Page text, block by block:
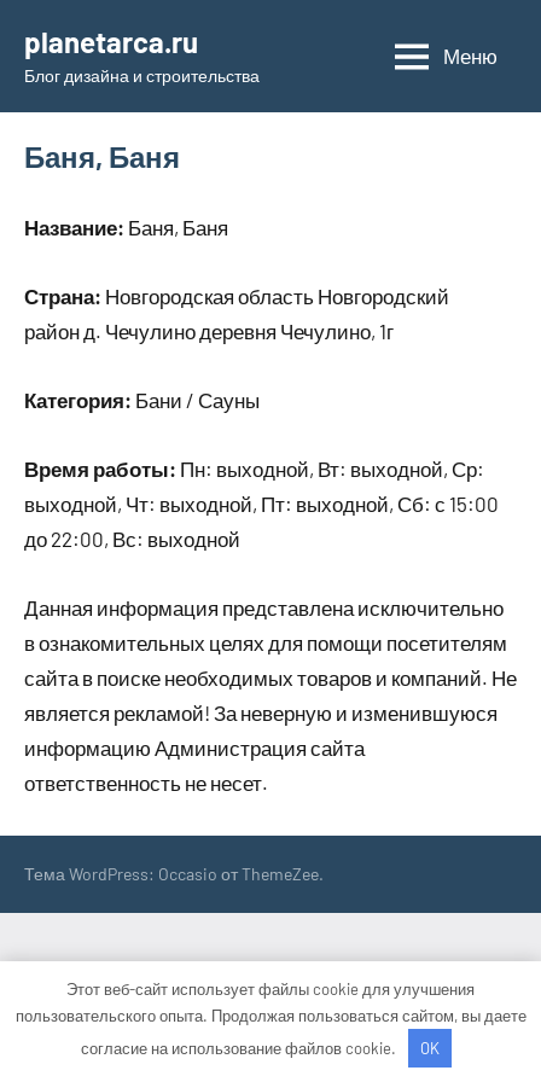
содержимому
planetarca.ru
Блог дизайна и строительства
Меню
Баня, Баня
Название: Баня, Баня
Страна: Новгородская область Новгородский
район д. Чечулино деревня Чечулино, 1г
Категория: Бани / Сауны
Время работы: Пн: выходной, Вт: выходной, Ср:
выходной, Чт: выходной, Пт: выходной, Сб: с 15:00
до 22:00, Вс: выходной
Данная информация представлена исключительно
в ознакомительных целях для помощи посетителям
сайта в поиске необходимых товаров и компаний. Не
является рекламой! За неверную и изменившуюся
информацию Администрация сайта
ответственность не несет.
Тема WordPress: Occasio от ThemeZee.
Этот веб-сайт использует файлы cookie для улучшения
пользовательского опыта. Продолжая пользоваться сайтом, вы даете
согласие на использование файлов cookie.
OK